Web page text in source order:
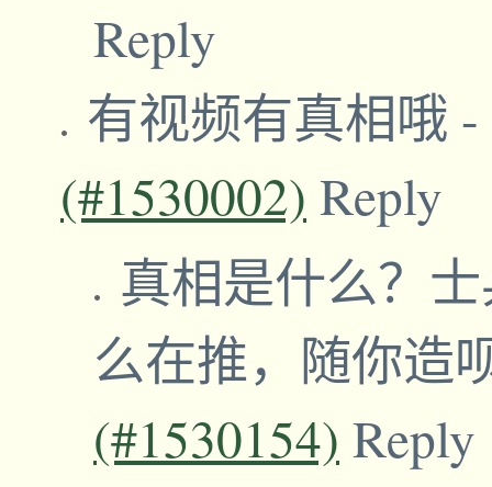
Reply
有视频有真相哦 -
(#1530002) Reply
真相是什么？
么在推，随你造
(#1530154) Reply